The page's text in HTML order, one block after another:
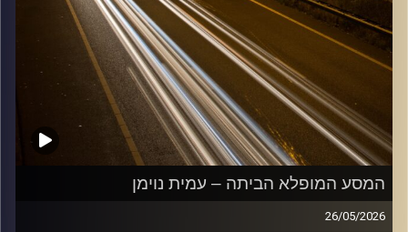
המסע המופלא הביתה – עמית נוימן
26/05/2026